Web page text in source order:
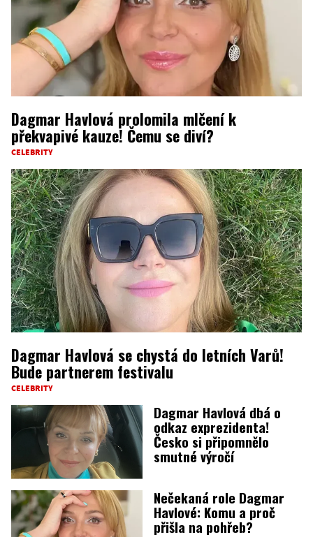
Dagmar Havlová prolomila mlčení k
překvapivé kauze! Čemu se diví?
CELEBRITY
Dagmar Havlová se chystá do letních Varů!
Bude partnerem festivalu
CELEBRITY
Dagmar Havlová dbá o
odkaz exprezidenta!
Česko si připomnělo
smutné výročí
Nečekaná role Dagmar
Havlové: Komu a proč
přišla na pohřeb?